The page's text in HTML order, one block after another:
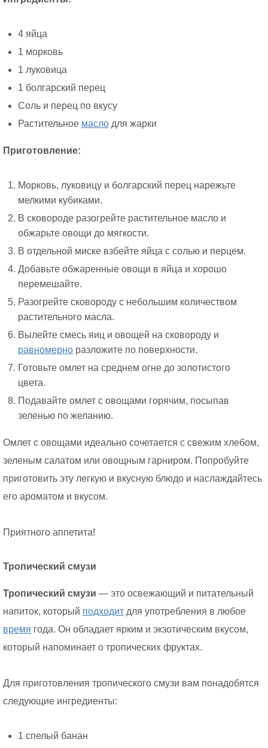
4 яйца
1 морковь
1 луковица
1 болгарский перец
Соль и перец по вкусу
Растительное масло для жарки
Приготовление:
Морковь, луковицу и болгарский перец нарежьте
мелкими кубиками.
В сковороде разогрейте растительное масло и
обжарьте овощи до мягкости.
В отдельной миске взбейте яйца с солью и перцем.
Добавьте обжаренные овощи в яйца и хорошо
перемешайте.
Разогрейте сковороду с небольшим количеством
растительного масла.
Вылейте смесь яиц и овощей на сковороду и
равномерно разложите по поверхности.
Готовьте омлет на среднем огне до золотистого
цвета.
Подавайте омлет с овощами горячим, посыпав
зеленью по желанию.
Омлет с овощами идеально сочетается с свежим хлебом,
зеленым салатом или овощным гарниром. Попробуйте
приготовить эту легкую и вкусную блюдо и наслаждайтесь
его ароматом и вкусом.
Приятного аппетита!
Тропический смузи
Тропический смузи — это освежающий и питательный
напиток, который подходит для употребления в любое
время года. Он обладает ярким и экзотическим вкусом,
который напоминает о тропических фруктах.
Для приготовления тропического смузи вам понадобятся
следующие ингредиенты:
1 спелый банан